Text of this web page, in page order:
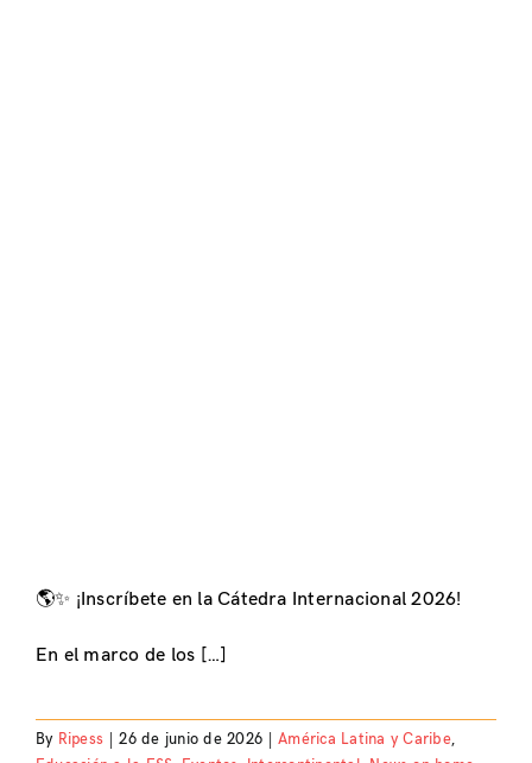
🌎✨ ¡Inscríbete en la Cátedra Internacional 2026!
En el marco de los […]
By Ripess 26 de junio de 2026 América Latina y Caribe,